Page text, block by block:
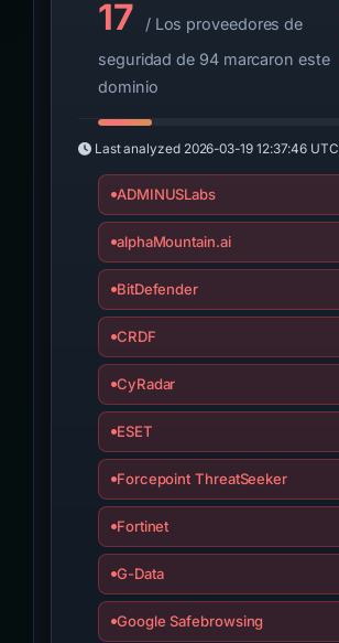
17
/ Los proveedores de
seguridad de 94 marcaron este
dominio
Last analyzed 2026-03-19 12:37:46 UTC
ADMINUSLabs
alphaMountain.ai
BitDefender
CRDF
CyRadar
ESET
Forcepoint ThreatSeeker
Fortinet
G-Data
Google Safebrowsing